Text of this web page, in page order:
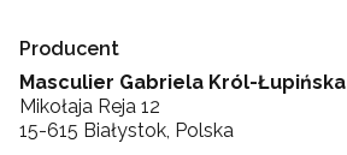
Producent
Masculier Gabriela Król-Łupińska
Mikołaja Reja 12
15-615 Białystok, Polska